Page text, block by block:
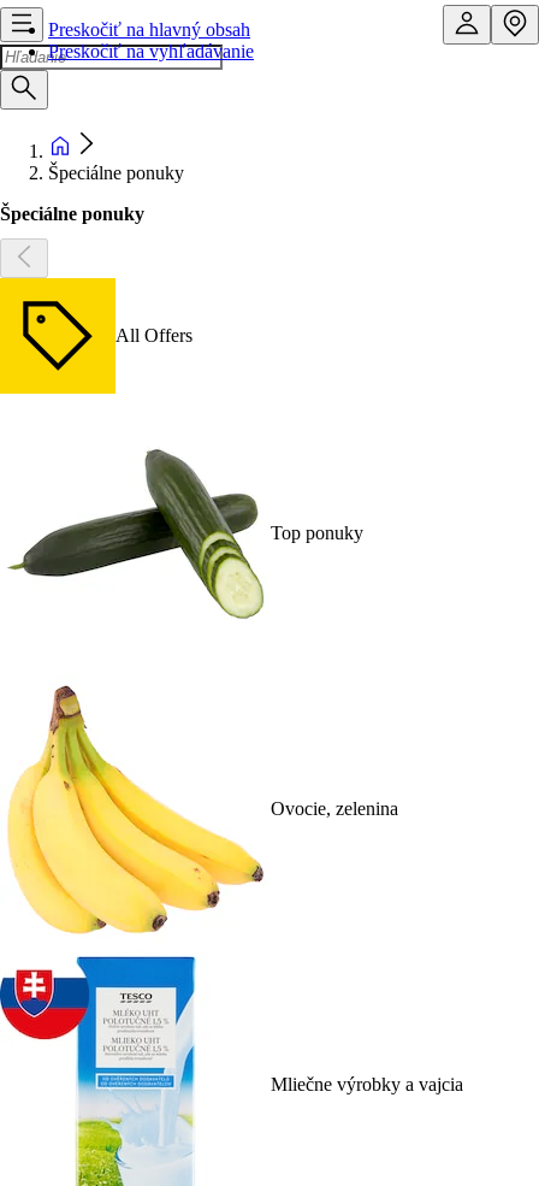
Preskočiť na hlavný obsah
Preskočiť na vyhľadávanie
Špeciálne ponuky
Špeciálne ponuky
All Offers
Top ponuky
Ovocie, zelenina
Mliečne výrobky a vajcia